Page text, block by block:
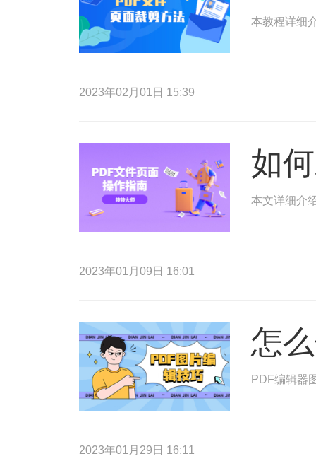
本教程详细
2023年02月01日 15:39
如
本文详细介
2023年01月09日 16:01
怎
PDF编辑器
2023年01月29日 16:11